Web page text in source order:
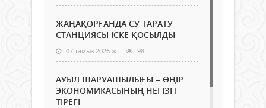
ЖАҢАҚОРҒАНДА СУ ТАРАТУ
СТАНЦИЯСЫ ІСКЕ ҚОСЫЛДЫ
07 тамыз 2026 ж. 98
АУЫЛ ШАРУАШЫЛЫҒЫ – ӨҢІР
ЭКОНОМИКАСЫНЫҢ НЕГІЗГІ
ТІРЕГІ